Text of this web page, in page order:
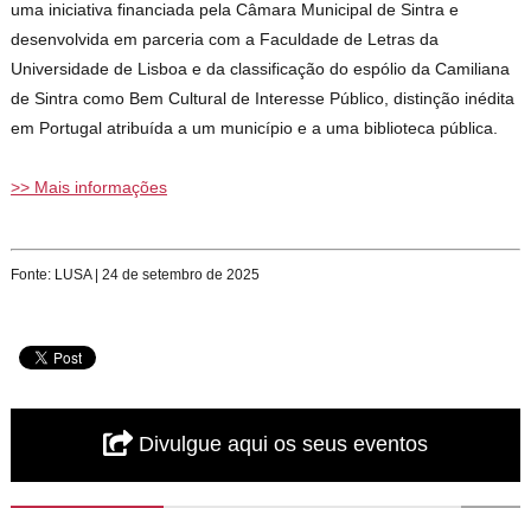
uma iniciativa financiada pela Câmara Municipal de Sintra e
desenvolvida em parceria com a Faculdade de Letras da
Universidade de Lisboa e da classificação do espólio da Camiliana
de Sintra como Bem Cultural de Interesse Público, distinção inédita
em Portugal atribuída a um município e a uma biblioteca pública.
>> Mais informações
Fonte: LUSA | 24 de setembro de 2025
Divulgue aqui os seus eventos